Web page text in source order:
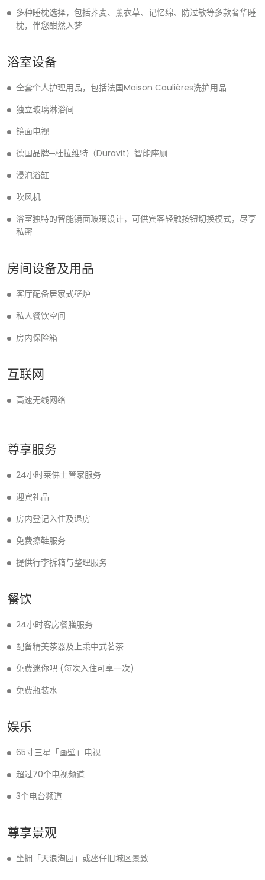
多种睡枕选择，包括荞麦、薰衣草、记忆绵、防过敏等多款奢华睡
枕，伴您酣然入梦
浴室设备
全套个人护理用品，包括法国Maison Caulières洗护用品
独立玻璃淋浴间
镜面电视
德国品牌─杜拉维特（Duravit）智能座厕
浸泡浴缸
吹风机
浴室独特的智能镜面玻璃设计，可供宾客轻触按钮切换模式，尽享
私密
房间设备及用品
客厅配备居家式壁炉
私人餐饮空间
房内保险箱
互联网
高速无线网络
尊享服务
24小时莱佛士管家服务
迎宾礼品
房内登记入住及退房
免费擦鞋服务
提供行李拆箱与整理服务
餐饮
24小时客房餐膳服务
配备精美茶器及上乘中式茗茶
免费迷你吧 (每次入住可享一次)
免费瓶装水
娱乐
65寸三星「画壁」电视
超过70个电视频道
3个电台频道
尊享景观
坐拥「天浪淘园」或氹仔旧城区景致